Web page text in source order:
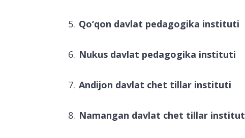
Qo‘qon davlat pedagogika instituti
Nukus davlat pedagogika instituti
Andijon davlat chet tillar instituti
Namangan davlat chet tillar